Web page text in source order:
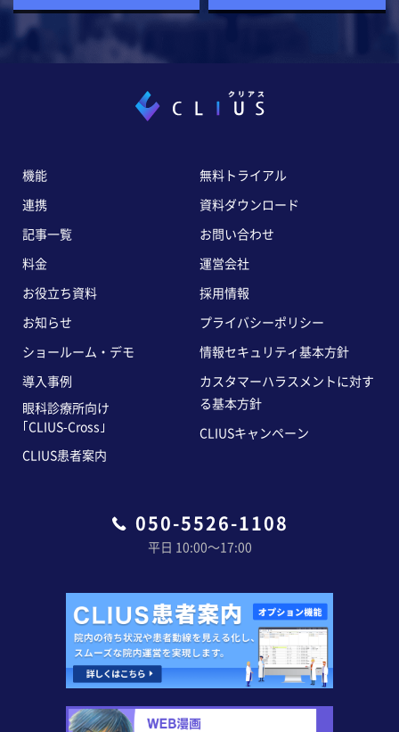
050-5526-1108
平日 10:00〜17:00
機能
連携
記事一覧
料金
お役立ち資料
お知らせ
ショールーム・デモ
導入事例
眼科診療所向け
｢CLIUS-Cross｣
CLIUS患者案内
無料トライアル
資料ダウンロード
お問い合わせ
運営会社
採用情報
プライバシーポリシー
情報セキュリティ基本方針
カスタマーハラスメントに対す
る基本方針
CLIUSキャンペーン